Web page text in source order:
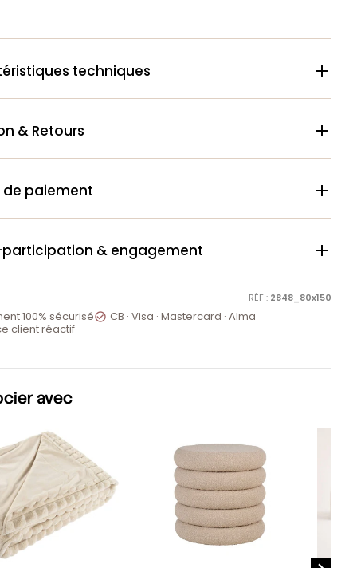
techniques 
& Retours 
de paiement 
participation & engagement 
RÉF : 2848_80x150
100% sécurisé CB · Visa · Mastercard · Alma
client réactif
avec